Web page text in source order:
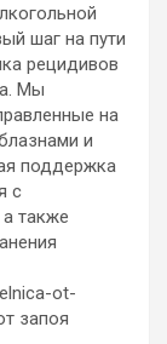
шаг на пути
рецидивов
Мы
на
и
поддержка
с
также
ot-
запоя